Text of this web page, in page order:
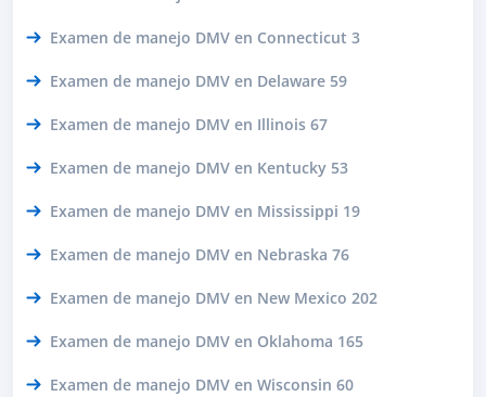
Examen de manejo DMV en Connecticut 3
Examen de manejo DMV en Delaware 59
Examen de manejo DMV en Illinois 67
Examen de manejo DMV en Kentucky 53
Examen de manejo DMV en Mississippi 19
Examen de manejo DMV en Nebraska 76
Examen de manejo DMV en New Mexico 202
Examen de manejo DMV en Oklahoma 165
Examen de manejo DMV en Wisconsin 60